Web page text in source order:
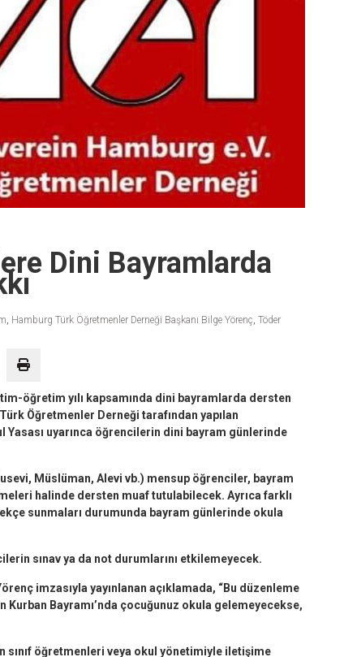
Dini Bayramlarda
, Hamburg Türk Öğretmenler Derneği Başkanı Bilge Yörenç, Töder
öğretim yılı kapsamında dini bayramlarda dersten
Öğretmenler Derneği tarafından yapılan
Yasası uyarınca öğrencilerin dini bayram günlerinde
Müslüman, Alevi vb.) mensup öğrenciler, bayram
halinde dersten muaf tutulabilecek. Ayrıca farklı
sunmaları durumunda bayram günlerinde okula
sınav ya da not durumlarını etkilemeyecek.
imzasıyla yayınlanan açıklamada, “Bu düzenleme
Bayramı’nda çocuğunuz okula gelemeyecekse,
sınıf öğretmenleri veya okul yönetimiyle iletişime